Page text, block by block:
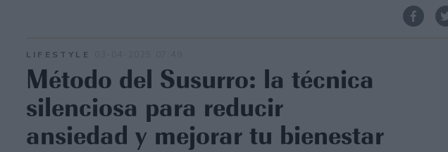
LIFESTYLE
Método del Susurro: la técnica
silenciosa para reducir
ansiedad y mejorar tu bienestar